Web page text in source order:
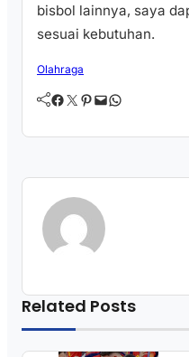
bisbol lainnya, saya
sesuai kebutuhan.
Olahraga
Facebook Twitter Pinterest Mail WhatsApp
Related Posts